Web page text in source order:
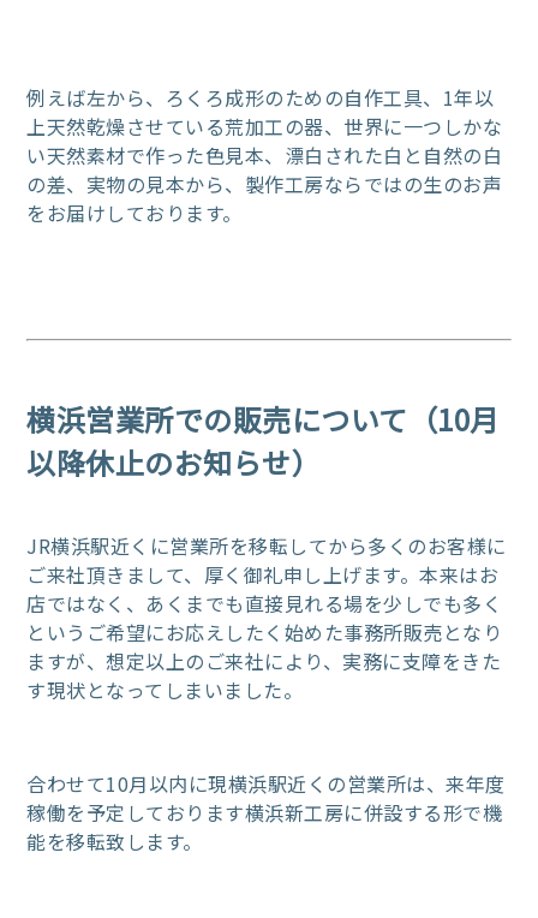
例えば左から、ろくろ成形のための自作工具、1年以
上天然乾燥させている荒加工の器、世界に一つしかな
い天然素材で作った色見本、漂白された白と自然の白
の差、実物の見本から、製作工房ならではの生のお声
をお届けしております。
横浜営業所での販売について（10月
以降休止のお知らせ）
JR横浜駅近くに営業所を移転してから多くのお客様に
ご来社頂きまして、厚く御礼申し上げます。本来はお
店ではなく、あくまでも直接見れる場を少しでも多く
というご希望にお応えしたく始めた事務所販売となり
ますが、想定以上のご来社により、実務に支障をきた
す現状となってしまいました。
合わせて10月以内に現横浜駅近くの営業所は、来年度
稼働を予定しております横浜新工房に併設する形で機
能を移転致します。